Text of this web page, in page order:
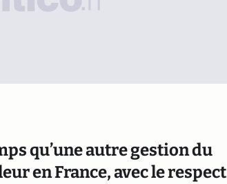
qu’une autre gestion du
en France, avec le respect